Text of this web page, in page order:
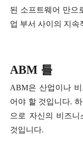
된 소프트웨어 만으
업 부서 사이의 지속
ABM 틀
ABM은 산업이나
어야 할 것입니다.
으로 자신의 비즈
것입니다.